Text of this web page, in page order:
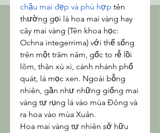
chậu mai đẹp và phù hợp tên
thường gọi là hoa mai vàng hay
cây mai vàng (Tên khoa học:
Ochna integerrima) với thể sống
trên một trăm năm, gốc to rễ lồi
lõm, thân xù xì, cành nhánh phổ
quát, lá mọc xen. Ngoài bỗng
nhiên, gần như những giống mai
vàng tự rụng lá vào mùa Đông và
ra hoa vào mùa Xuân.
Hoa mai vàng tự nhiên sở hữu